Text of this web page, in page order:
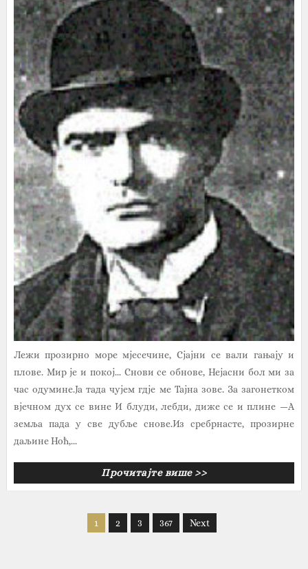
Лежи прозирно море мјесечине, Сјајни се вали гањају и
плове. Мир је и покој... Снови се обнове, Нејасни бол ми за
час одумине.Ја тада чујем гдје ме Тајна зове. За загонетком
вјечном дух се вине И блуди, лебди, диже се и плине —А
земља пада у све дубље снове.Из сребрнасте, прозирне
даљине Ноћ,...
Прочитајте више >>
1 2 3 367 Next